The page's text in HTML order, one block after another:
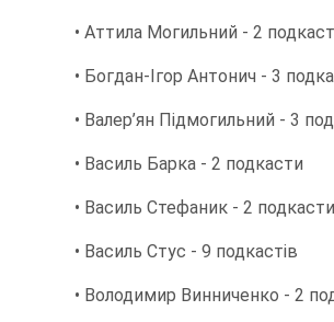
• Аттила Могильний - 2
• Богдан-Ігор Антонич - 3
• Валер’ян Підмогильний - 3
• Василь Барка - 2 подкасти
• Василь Стефаник - 2 подкасти
• Василь Стус - 9 подкастів
• Володимир Винниченко - 2